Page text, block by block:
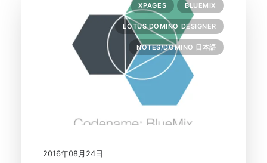
XPAGES BLUEMIX
LOTUS DOMINO DESIGNER
NOTES/DOMINO 日本語
2016年08月24日